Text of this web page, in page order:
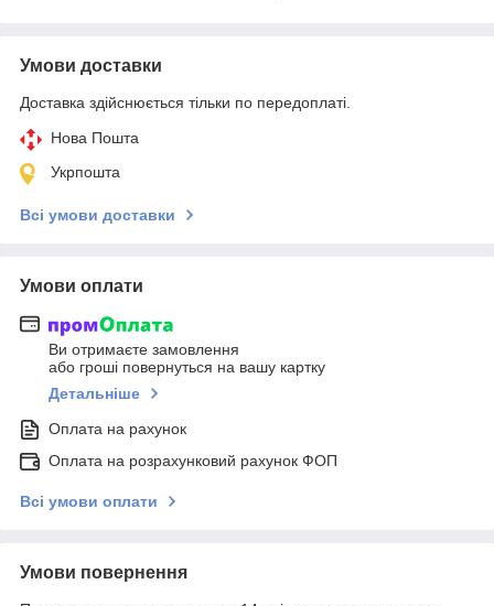
Умови доставки
Доставка здійснюється тільки по передоплаті.
Нова Пошта
Укрпошта
Всі умови доставки
Умови оплати
Ви отримаєте замовлення
або гроші повернуться на вашу картку
Детальніше
Оплата на рахунок
Оплата на розрахунковий рахунок ФОП
Всі умови оплати
Умови повернення